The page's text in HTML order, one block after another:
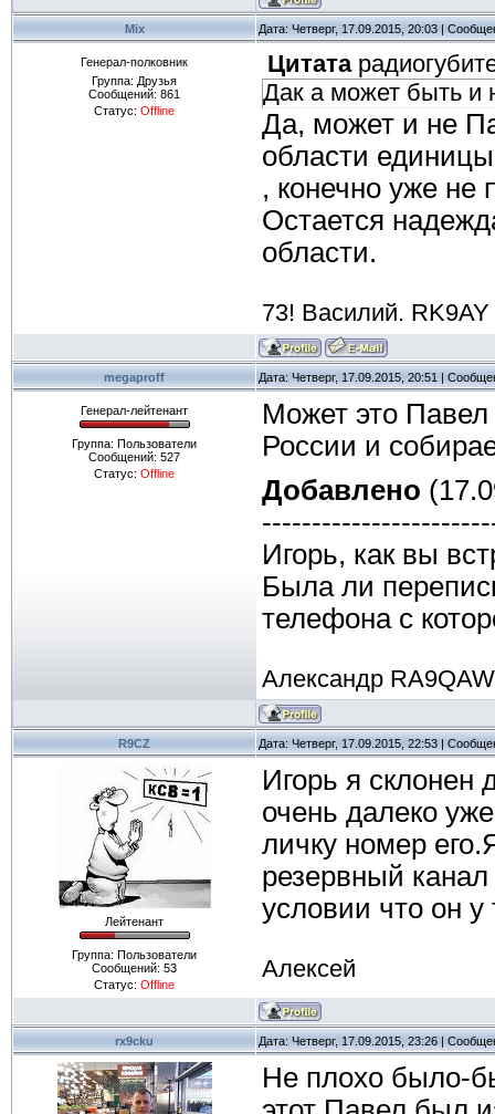
Mix Дата: Четверг, 17.09.2015, 20:03 |
Генерал-полковник
Группа: Друзья
Сообщений: 861
Статус: Offline
Цитата
Дак а может быть и
Да, может и не
области
, конечно уже не
Остается
области.
73! Василий. RK9AY
megaproff Дата: Четверг, 17.09.2015, 20:51 |
Генерал-лейтенант
Группа: Пользователи
Сообщений: 527
Статус: Offline
Может это
России и
Добавлено
Игорь, как вы
Была ли
телефона с
Александр
R9CZ Дата: Четверг, 17.09.2015, 22:53 |
Лейтенант
Группа: Пользователи
Сообщений: 53
Статус: Offline
Игорь я склонен
очень далеко
личку номер
резервный
условии что он
Алексей
rx9cku Дата: Четверг, 17.09.2015, 23:26 |
Не плохо было-